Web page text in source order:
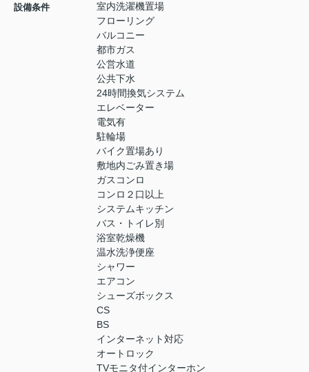
設備条件
室内洗濯機置場
フローリング
バルコニー
都市ガス
公営水道
公共下水
24時間換気システム
エレベーター
電気有
駐輪場
バイク置場あり
敷地内ごみ置き場
ガスコンロ
コンロ２口以上
システムキッチン
バス・トイレ別
浴室乾燥機
温水洗浄便座
シャワー
エアコン
シューズボックス
CS
BS
インターネット対応
オートロック
TVモニタ付インターホン